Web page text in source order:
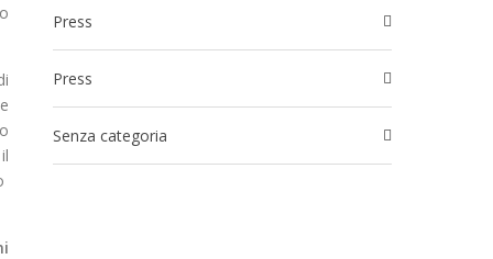
Press
Press
Senza categoria